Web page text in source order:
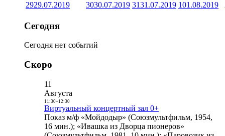
2929.07.2019 3030.07.2019 3131.07.2019 101.08.2019
Сегодня
Сегодня нет событий
Скоро
11
Августа
11:30- 12:30
Виртуальный концертный зал 0+
Показ м/ф «Мойдодыр» (Союзмультфильм, 1954,
16 мин.); «Ивашка из Дворца пионеров»